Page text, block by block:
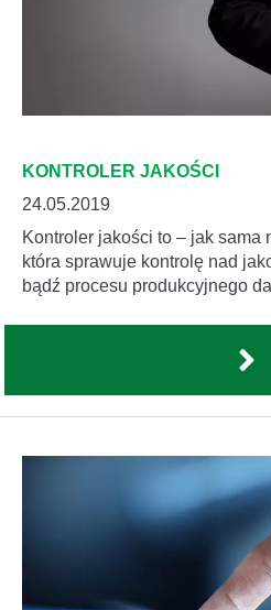
KONTROLER JAKOŚCI
24.05.2019
Kontroler jakości to – jak sama
która sprawuje kontrolę nad
bądź procesu produkcyjnego